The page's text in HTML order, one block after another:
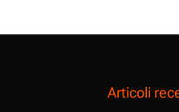
Articoli